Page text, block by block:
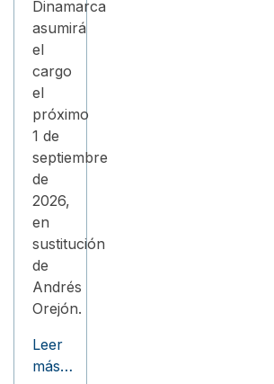
Dinamarca
asumirá
el
cargo
el
próximo
1 de
septiembre
de
2026,
en
sustitución
de
Andrés
Orejón.
Leer
más…